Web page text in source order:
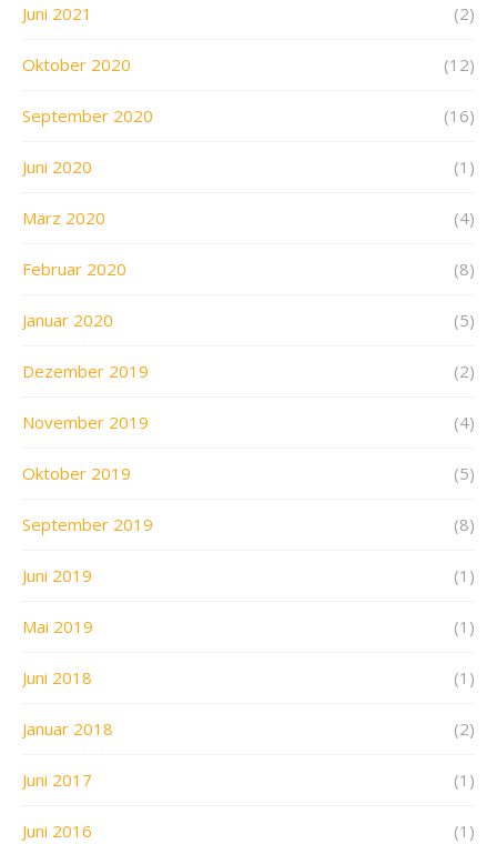
Juni 2021 (2)
Oktober 2020 (12)
September 2020 (16)
Juni 2020 (1)
März 2020 (4)
Februar 2020 (8)
Januar 2020 (5)
Dezember 2019 (2)
November 2019 (4)
Oktober 2019 (5)
September 2019 (8)
Juni 2019 (1)
Mai 2019 (1)
Juni 2018 (1)
Januar 2018 (2)
Juni 2017 (1)
Juni 2016 (1)